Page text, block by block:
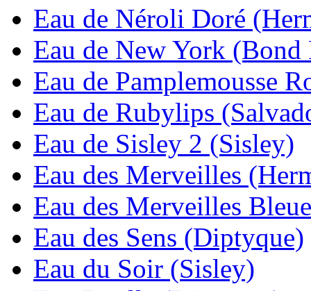
Eau de Néroli Doré
Eau de New York (Bond
Eau de Pamplemousse
Eau de Rubylips
Eau de Sisley 2 (Sisley)
Eau des Merveilles
Eau des Merveilles
Eau des Sens (Diptyque)
Eau du Soir (Sisley)